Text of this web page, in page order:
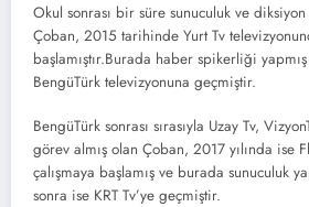
Okul sonrası bir süre sunuculuk ve
Çoban, 2015 tarihinde Yurt Tv
başlamıştır.Burada haber spikerliği
BengüTürk televizyonuna geçmiştir.
BengüTürk sonrası sırasıyla Uzay Tv,
görev almış olan Çoban, 2017 yılında ise
çalışmaya başlamış ve burada sunuculuk
sonra ise KRT Tv’ye geçmiştir.